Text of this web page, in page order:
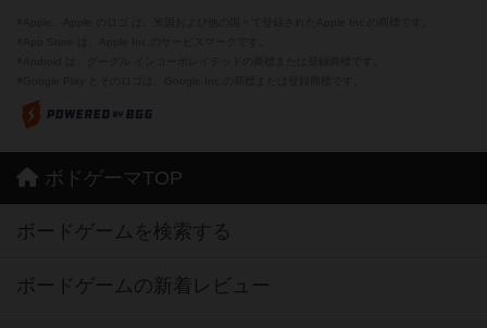
ボドゲーマTOP
ボードゲームを検索する
ボードゲームの新着レビュー